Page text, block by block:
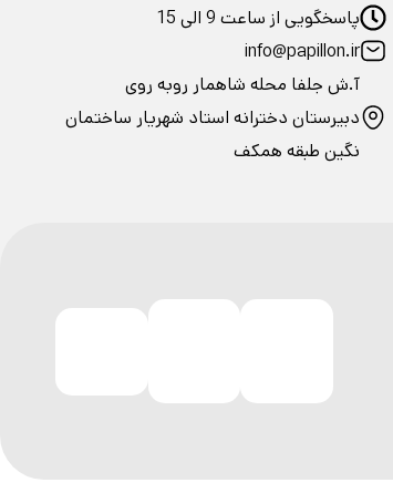
پاسخگویی از ساعت 9 الی 15
info@papillon.ir
آ.ش جلفا محله شاهمار روبه روی
دبیرستان دخترانه استاد شهریار ساختمان
نگین طبقه همکف